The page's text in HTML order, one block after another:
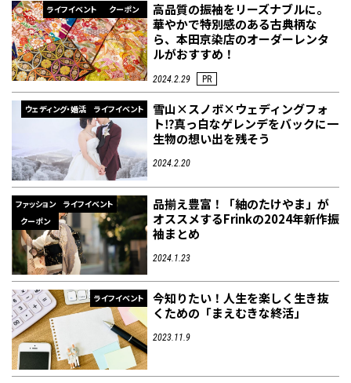
ライフイベント クーポン
高品質の振袖をリーズナブルに。
華やかで特別感のある古典柄な
ら、本田京染店のオーダーレンタ
ルがおすすめ！
2024.2.29 PR
ウェディング・婚活 ライフイベント
雪山×スノボ×ウェディングフォ
ト⁉真っ白なゲレンデをバックに一
生物の想い出を残そう
2024.2.20
ファッション
ライフイベント
クーポン
品揃え豊富！「紬のたけやま」が
オススメするFrinkの2024年新作振
袖まとめ
2024.1.23
ライフイベント
今知りたい！人生を楽しく生き抜
くための「まえむきな終活」
2023.11.9